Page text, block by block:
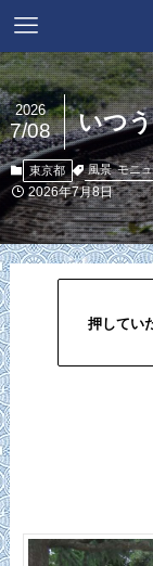
いつ
2026
7/08
東京都 風景 モニ
2026年7月8日
押してい